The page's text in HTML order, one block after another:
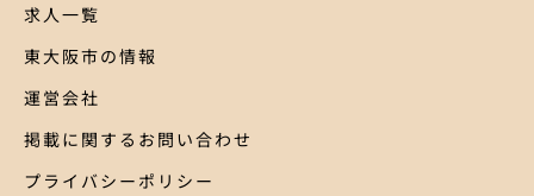
求人一覧
東大阪市の情報
運営会社
掲載に関するお問い合わせ
プライバシーポリシー